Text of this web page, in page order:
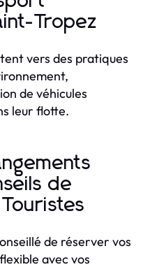
Tropez
vers des pratiques
de véhicules
leur flotte.
de
de réserver vos
avec vos